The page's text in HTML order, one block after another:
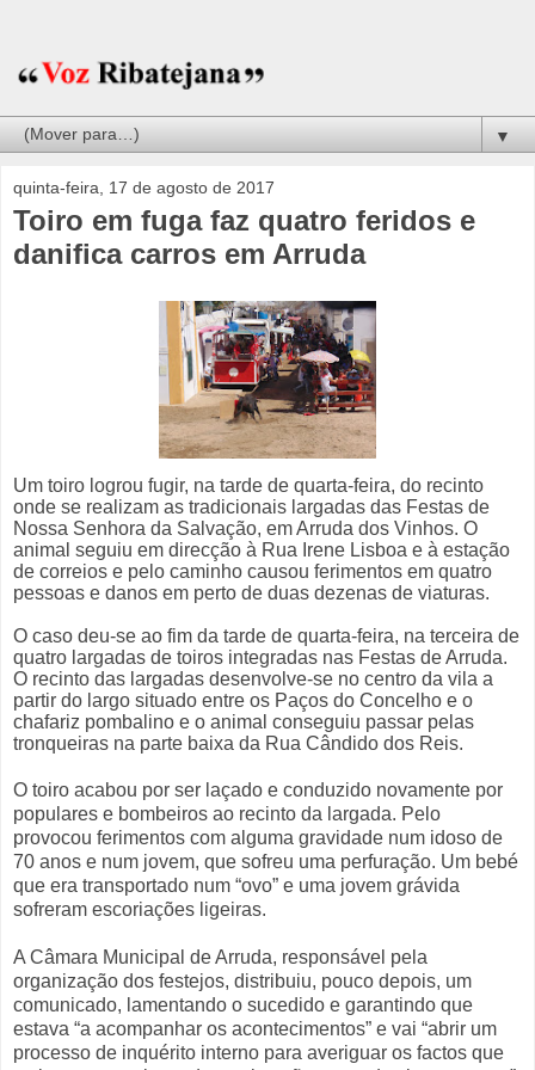
▼
quinta-feira, 17 de agosto de 2017
Toiro em fuga faz quatro feridos e
danifica carros em Arruda
Um toiro logrou fugir, na tarde de quarta-feira, do recinto
onde se realizam as tradicionais largadas das Festas de
Nossa Senhora da Salvação, em Arruda dos Vinhos. O
animal seguiu em direcção à Rua Irene Lisboa e à estação
de correios e pelo caminho causou ferimentos em quatro
pessoas e danos em perto de duas dezenas de viaturas.
O caso deu-se ao fim da tarde de quarta-feira, na terceira de
quatro largadas de toiros integradas nas Festas de Arruda.
O recinto das largadas desenvolve-se no centro da vila a
partir do largo situado entre os Paços do Concelho e o
chafariz pombalino e o animal conseguiu passar pelas
tronqueiras na parte baixa da Rua Cândido dos Reis.
O toiro acabou por ser laçado e conduzido novamente por
populares e bombeiros ao recinto da largada. Pelo
provocou ferimentos com alguma gravidade num idoso de
70 anos e num jovem, que sofreu uma perfuração. Um bebé
que era transportado num “ovo” e uma jovem grávida
sofreram escoriações ligeiras.
A Câmara Municipal de Arruda, responsável pela
organização dos festejos, distribuiu, pouco depois, um
comunicado, lamentando o sucedido e garantindo que
estava “a acompanhar os acontecimentos” e vai “abrir um
processo de inquérito interno para averiguar os factos que